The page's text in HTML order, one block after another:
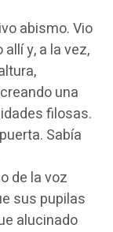
abismo. Vio
y, a la vez,
una
filosas.
Sabía
de la voz
sus pupilas
alucinado